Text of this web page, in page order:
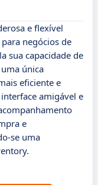
e flexível
negócios de
sua capacidade de
única
eficiente e
amigável e
e
se uma